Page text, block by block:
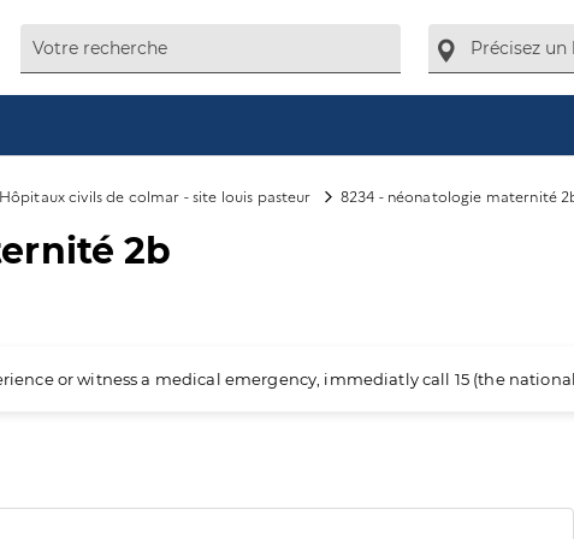
Hôpitaux civils de colmar - site louis pasteur 8234 - néonatologie maternité
2b
or witness a medical emergency, immediatly call 15 (the